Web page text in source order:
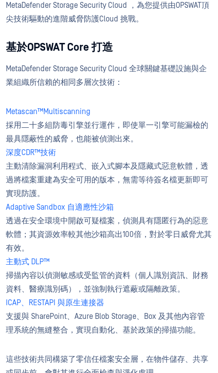
MetaDefender Storage Security Cloud ，為您提供由OPSWAT頂
尖技術驅動的進階威脅防護Cloud 挑戰。
基於OPSWAT Core 打造
MetaDefender Storage Security Cloud 全球關鍵基礎設施與企
業組織所信賴的相同多層次技術：
Metascan™Multiscanning
採用二十多組防毒引擎並行運作，即使單一引擎可能漏檢的
最具隱蔽性的威脅，也能被偵測出來。
深度CDR™技術
主動清除漏洞利用程式、嵌入式腳本及隱藏式惡意軟體，透
過將檔案重建為安全可用的版本，無需等待簽名檔更新即可
實現防護。
Adaptive Sandbox 自適應性沙箱
透過在安全環境中開啟可疑檔案，偵測具有隱匿行為的惡意
軟體；其資源效率較其他沙箱高出100倍，對於零日威脅尤其
有效。
主動式 DLP™
掃描內容以偵測敏感或受監管的資料（個人識別資訊、財務
資料、醫療識別碼），並強制執行遮蔽或隔離政策。
ICAP、RESTAPI 與原生連接器
支援與 SharePoint、Azure Blob Storage、Box 及其他內容管
理系統的無縫整合，實現自動化、基於政策的掃描功能。
這些技術共同構築了零信任檔案安全層，在物件儲存、共享